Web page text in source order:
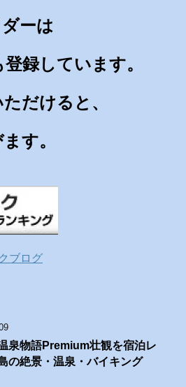
ーは
録しています。
だけると、
す。
泉物語Premium壮観を宿泊レ
の絶景・温泉・バイキング